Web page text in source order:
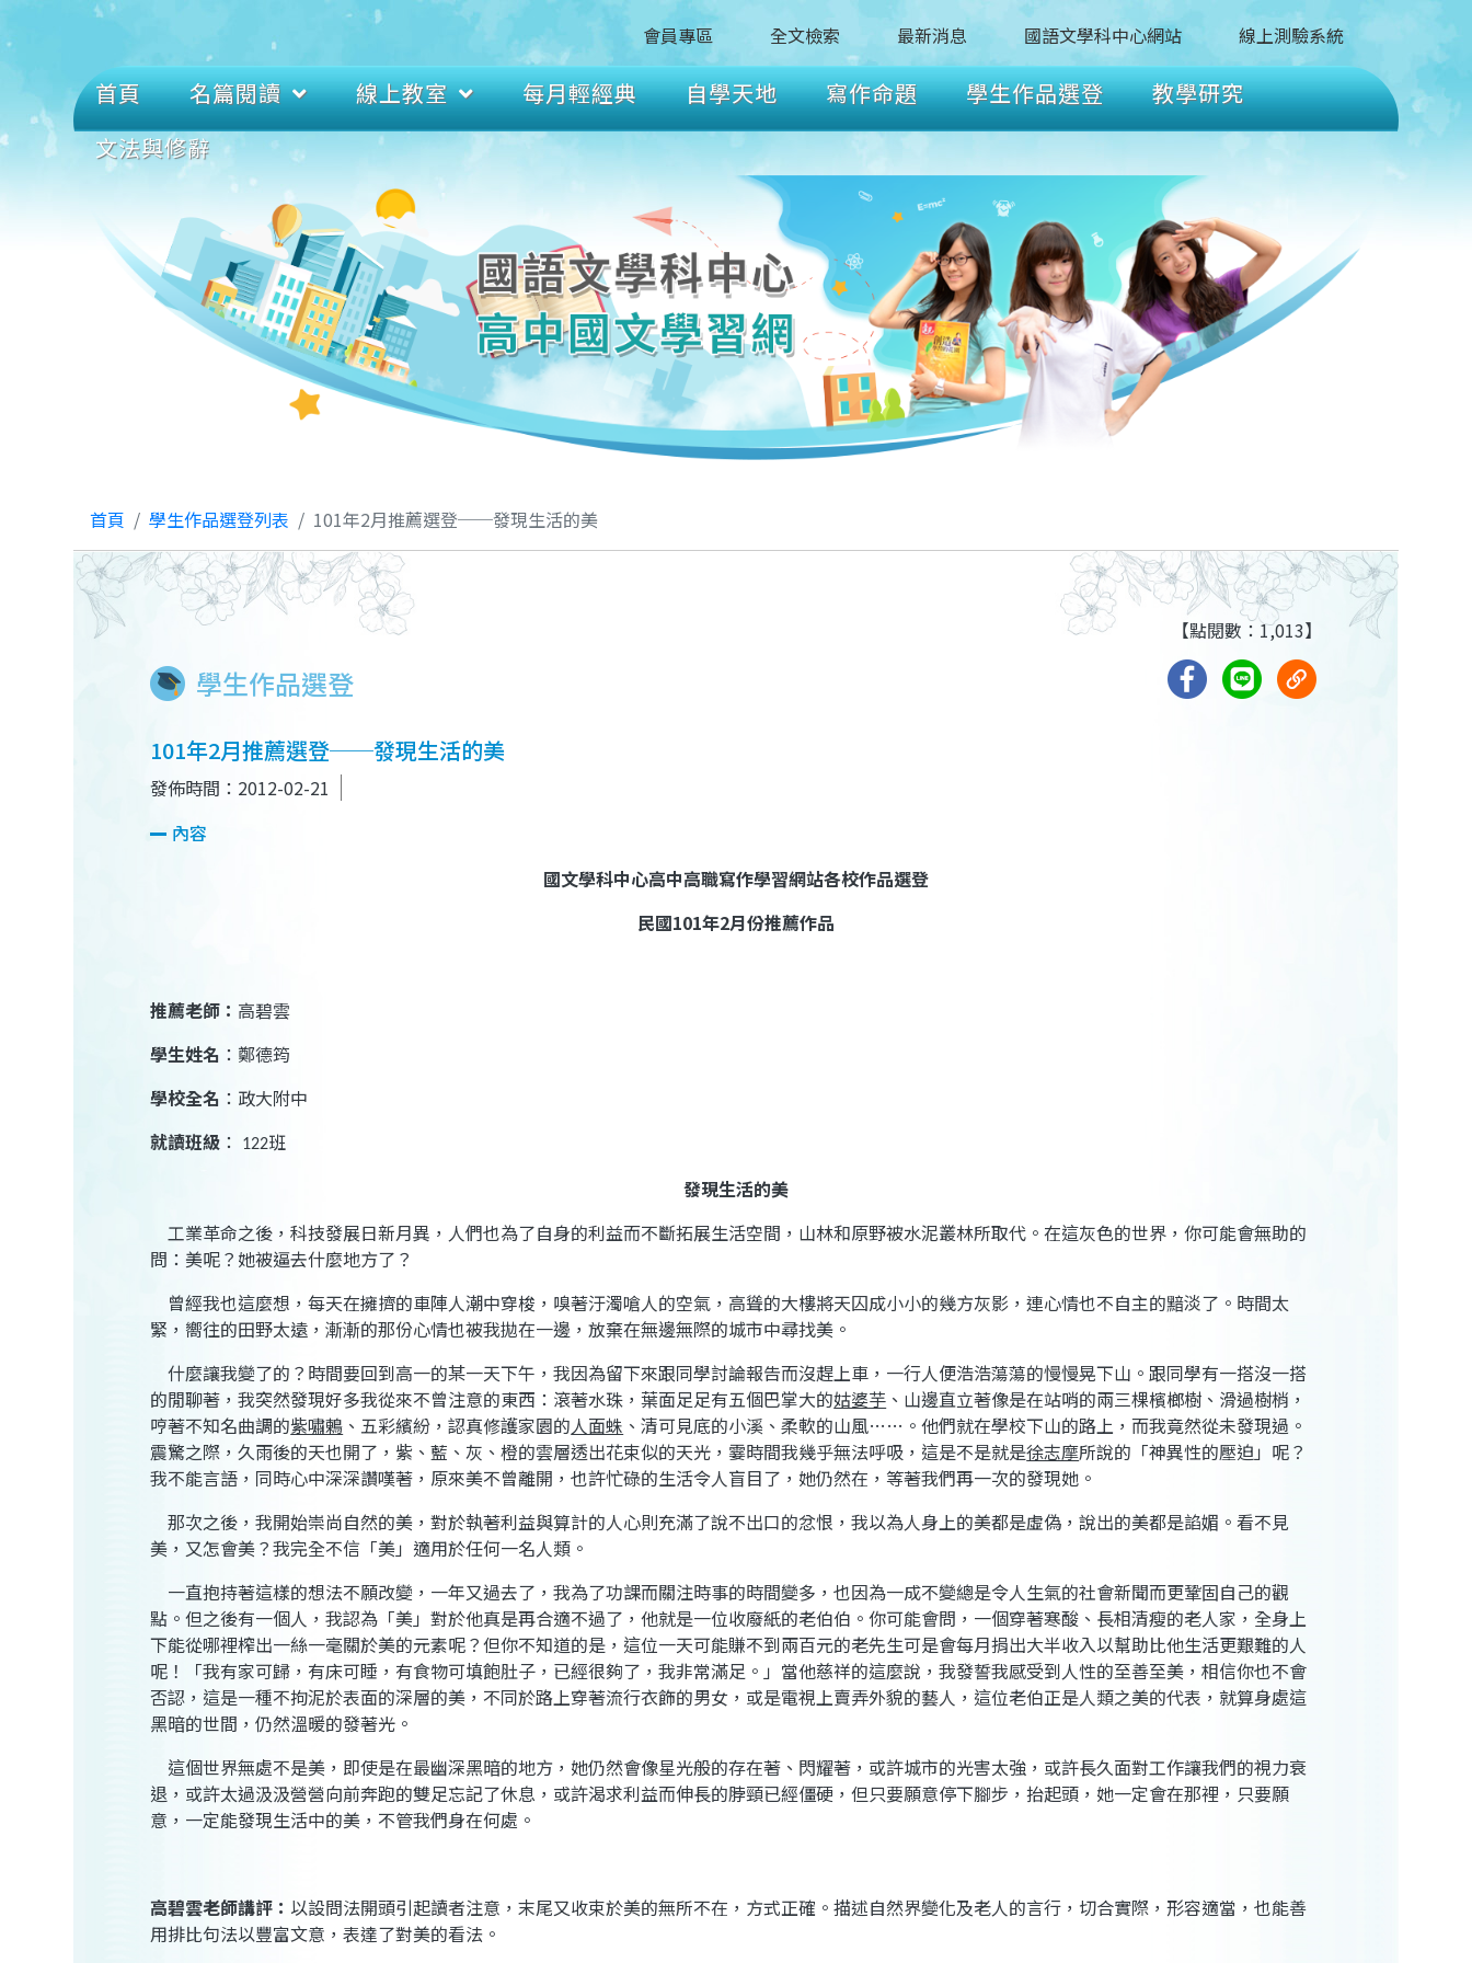
會員專區 全文檢索 最新消息 國語文學科中心網站 線上測驗系統
首頁 名篇閱讀 線上教室 每月輕經典 自學天地 寫作命題 學生作品選登
教學研究
文法與修辭
首頁 學生作品選登列表 101年2月推薦選登──發現生活的美
學生作品選登
【點閱數：1,013】
101年2月推薦選登──發現生活的美
發佈時間：2012-02-21
內容
國文學科中心高中高職寫作學習網站各校作品選登
民國101年2月份推薦作品
推薦老師： 高碧雲
學生姓名 ： 鄭德筠
學校全名 ： 政大附中
就讀班級 ： 122班
發現生活的美
工業革命之後，科技發展日新月異，人們也為了自身的利益而不斷拓展生活空間，山林和原野被水泥叢林所取代。在這灰色的世界，你可能會無助的
問：美呢？她被逼去什麼地方了？
曾經我也這麼想，每天在擁擠的車陣人潮中穿梭，嗅著汙濁嗆人的空氣，高聳的大樓將天囚成小小的幾方灰影，連心情也不自主的黯淡了。時間太
緊，嚮往的田野太遠，漸漸的那份心情也被我拋在一邊，放棄在無邊無際的城市中尋找美。
什麼讓我變了的？時間要回到高一的某一天下午，我因為留下來跟同學討論報告而沒趕上車，一行人便浩浩蕩蕩的慢慢晃下山。跟同學有一搭沒一搭
的閒聊著，我突然發現好多我從來不曾注意的東西：滾著水珠，葉面足足有五個巴掌大的姑婆芋 、山邊直立著像是在站哨的兩三棵檳榔樹、滑過樹梢，
哼著不知名曲調的紫嘯鶇 、五彩繽紛，認真修護家園的人面蛛 、清可見底的小溪、柔軟的山風……。他們就在學校下山的路上，而我竟然從未發現過。
震驚之際，久雨後的天也開了，紫、藍、灰、橙的雲層透出花束似的天光，霎時間我幾乎無法呼吸，這是不是就是徐志摩所說的「神異性的壓迫」呢？
我不能言語，同時心中深深讚嘆著，原來美不曾離開，也許忙碌的生活令人盲目了，她仍然在，等著我們再一次的發現她。
那次之後，我開始崇尚自然的美，對於執著利益與算計的人心則充滿了說不出口的忿恨，我以為人身上的美都是虛偽，說出的美都是諂媚。看不見
美，又怎會美？我完全不信「美」適用於任何一名人類。
一直抱持著這樣的想法不願改變，一年又過去了，我為了功課而關注時事的時間變多，也因為一成不變總是令人生氣的社會新聞而更鞏固自己的觀
點。但之後有一個人，我認為「美」對於他真是再合適不過了，他就是一位收廢紙的老伯伯。你可能會問，一個穿著寒酸、長相清瘦的老人家，全身上
下能從哪裡榨出一絲一毫關於美的元素呢？但你不知道的是，這位一天可能賺不到兩百元的老先生可是會每月捐出大半收入以幫助比他生活更艱難的人
呢！「我有家可歸，有床可睡，有食物可填飽肚子，已經很夠了，我非常滿足。」當他慈祥的這麼說，我發誓我感受到人性的至善至美，相信你也不會
否認，這是一種不拘泥於表面的深層的美，不同於路上穿著流行衣飾的男女，或是電視上賣弄外貌的藝人，這位老伯正是人類之美的代表，就算身處這
黑暗的世間，仍然溫暖的發著光。
這個世界無處不是美，即使是在最幽深黑暗的地方，她仍然會像星光般的存在著、閃耀著，或許城市的光害太強，或許長久面對工作讓我們的視力衰
退，或許太過汲汲營營向前奔跑的雙足忘記了休息，或許渴求利益而伸長的脖頸已經僵硬，但只要願意停下腳步，抬起頭，她一定會在那裡，只要願
意，一定能發現生活中的美，不管我們身在何處。
高碧雲老師講評： 以設問法開頭引起讀者注意，末尾又收束於美的無所不在，方式正確。描述自然界變化及老人的言行，切合實際，形容適當，也能善
用排比句法以豐富文意，表達了對美的看法。